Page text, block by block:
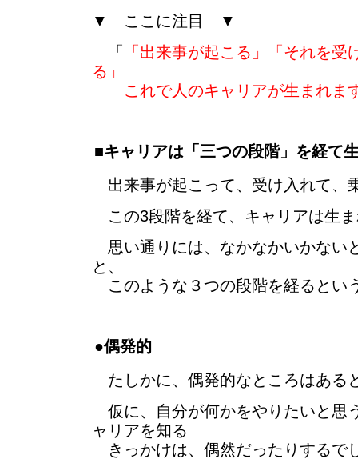
▼ ここに注目 ▼
「
「出来事が起こる」「それを受
る」
これで人のキャリアが生まれま
■キャリアは「三つの段階」を経て
出来事が起こって、受け入れて、
この3段階を経て、キャリアは生
思い通りには、なかなかいかない
と、
このような３つの段階を経るとい
●偶発的
たしかに、偶発的なところはある
仮に、自分が何かをやりたいと思
ャリアを知る
きっかけは、偶然だったりするで